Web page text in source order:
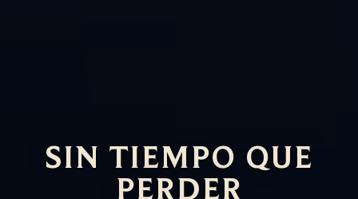
SIN TIEMPO QUE
PERDER